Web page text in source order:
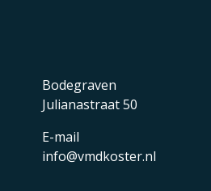
Bodegraven
Julianastraat 50
E-mail
info@vmdkoster.nl